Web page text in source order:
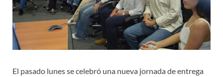
El pasado lunes se celebró una nueva jornada de entrega